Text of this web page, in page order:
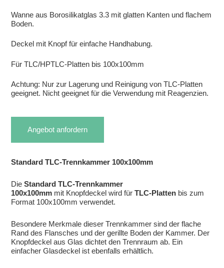
Wanne aus Borosilikatglas 3.3 mit glatten Kanten und flachem
Boden.
Deckel mit Knopf für einfache Handhabung.
Für TLC/HPTLC-Platten bis 100x100mm
Achtung: Nur zur Lagerung und Reinigung von TLC-Platten
geeignet. Nicht geeignet für die Verwendung mit Reagenzien.
Angebot anfordern
Standard TLC-Trennkammer 100x100mm
DieStandard TLC-Trennkammer
100x100mm mit Knopfdeckel wird fürTLC-Platten bis zum
Format 100x100mm verwendet.
Besondere Merkmale dieser Trennkammer sind der flache
Rand des Flansches und der gerillte Boden der Kammer. Der
Knopfdeckel aus Glas dichtet den Trennraum ab. Ein
einfacher Glasdeckel ist ebenfalls erhältlich.